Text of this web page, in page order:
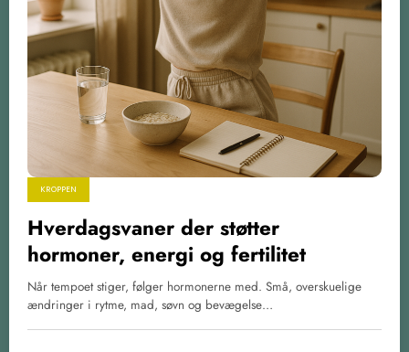
KROPPEN
Hverdagsvaner der støtter
hormoner, energi og fertilitet
Når tempoet stiger, følger hormonerne med. Små, overskuelige
ændringer i rytme, mad, søvn og bevægelse…